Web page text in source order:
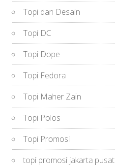
Topi dan Desain
Topi DC
Topi Dope
Topi Fedora
Topi Maher Zain
Topi Polos
Topi Promosi
topi promosi jakarta pusat